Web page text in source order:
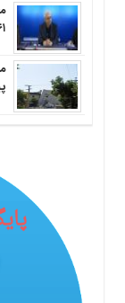
۲۶۱هزا